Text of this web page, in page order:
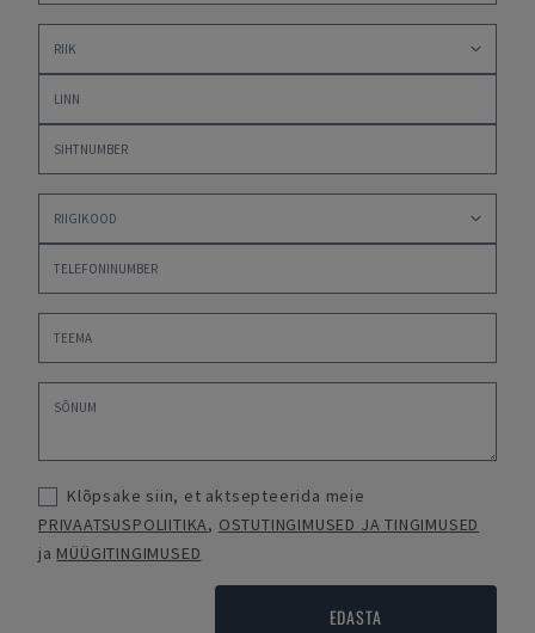
Klõpsake siin, et aktsepteerida meie
PRIVAATSUSPOLIITIKA, OSTUTINGIMUSED JA TINGIMUSED
ja MÜÜGITINGIMUSED
EDASTA